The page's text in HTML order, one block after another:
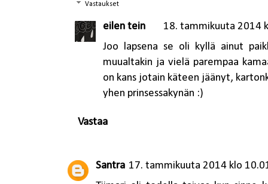
Vastaukset
eilen tein
18. tammikuuta 2014
Joo lapsena se oli kyllä ainut
muualtakin ja vielä parempaa
on kans jotain käteen jäänyt,
yhen prinsessakynän :)
Vastaa
Santra 17. tammikuuta 2014 klo